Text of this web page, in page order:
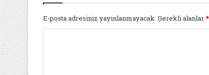
E-posta adresiniz yayınlanmayacak. Gerekli alanlar*